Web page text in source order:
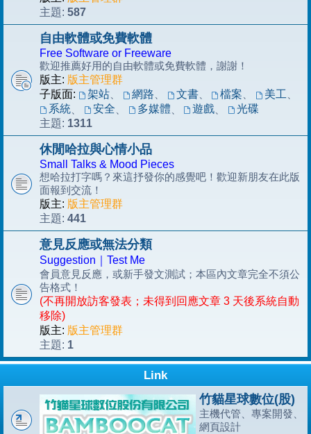
主題: 587
自由軟體或免費軟體
Free Software or Freeware
歡迎推薦好用的自由軟體或免費軟體，謝謝！
版主: 版主管理群
子版面:
架站、 網路 文書、 檔案 美工
系統、 安全 多媒體 遊戲
光碟
主題: 1311
休閒哈拉與心情小品
Small Talks & Mood Pieces
想哈拉打字嗎？來這抒發你的感覺吧！歡迎新朋友在此版
面報到交流！
版主: 版主管理群
主題: 441
意見反應或無法分類
Suggestion｜Test Me
會員意見反應，或新手發文測試；本區內文章完全不須公
告格式！
(不再開放訪客發表；未得到回應文章 3 天後系統自動
移除)
版主: 版主管理群
主題: 1
Link
竹貓星球數位(股)
主機代管、專案開發、
網頁設計